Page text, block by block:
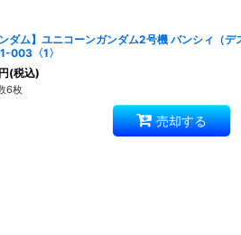
ンダム】ユニコーンガンダム2号機 バンシィ（デ
003〈1〉
(税込)
6枚
売却する